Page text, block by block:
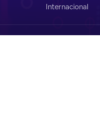
Internacional